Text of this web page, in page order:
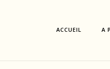
ACCUEIL A